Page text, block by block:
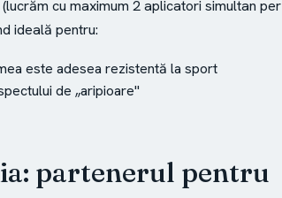
cu maximum 2 aplicatori simultan per
ideală pentru:
este adesea rezistentă la sport
de „aripioare"
partenerul pentru